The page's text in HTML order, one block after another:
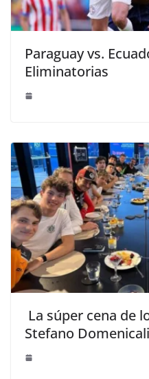
Paraguay vs.
Eliminatorias
La súper cena de
Stefano Domenicali